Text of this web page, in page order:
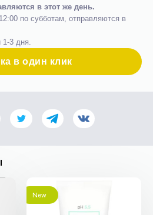
в этот же день.
по субботам, отправляются в
3 дня.
в один клик
New